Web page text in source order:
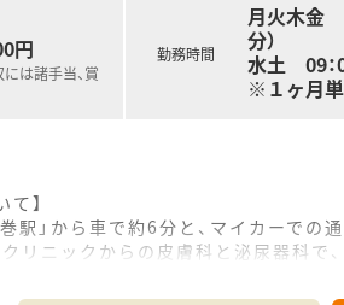
円
は諸手当、賞
勤務時間
月火木金
分）
水土 09：
※１ヶ月
】
駅」から車で約6分と、マイカーでの
リニックからの皮膚科と泌尿器科で